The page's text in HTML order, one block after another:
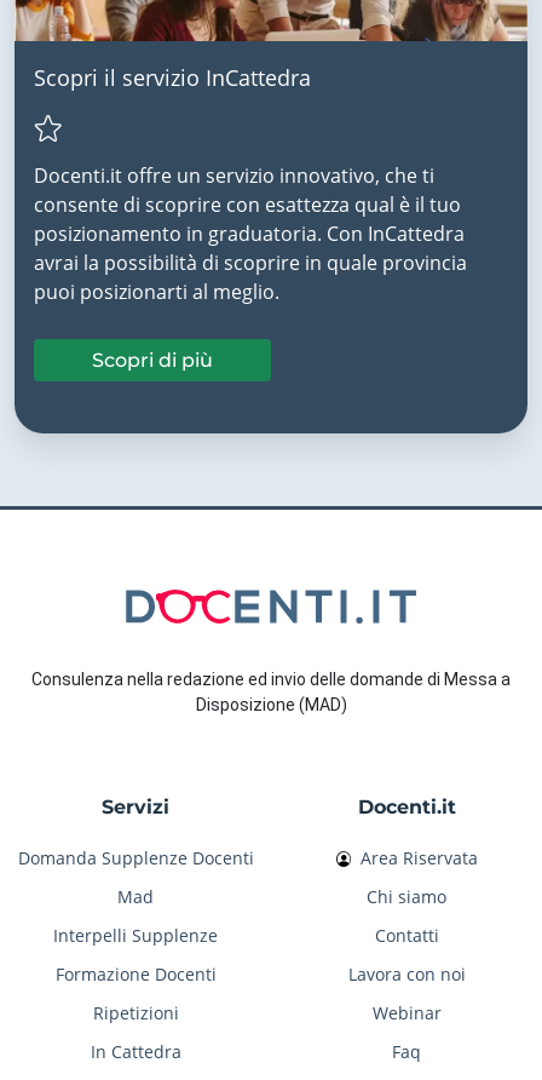
Scopri il servizio InCattedra
Docenti.it offre un servizio innovativo, che ti
consente di scoprire con esattezza qual è il tuo
posizionamento in graduatoria. Con InCattedra
avrai la possibilità di scoprire in quale provincia
puoi posizionarti al meglio.
Scopri di più
Consulenza nella redazione ed invio delle domande di Messa a
Disposizione (MAD)
Servizi
Domanda Supplenze Docenti
Mad
Interpelli Supplenze
Formazione Docenti
Ripetizioni
In Cattedra
Docenti.it
Area Riservata
Chi siamo
Contatti
Lavora con noi
Webinar
Faq